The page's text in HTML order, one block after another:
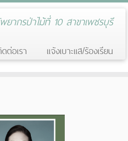
ากรป่าไม้ที่ 10 สาขาเพชรบุรี
ต่อเรา แจ้งเบาะแส/ร้องเรียน